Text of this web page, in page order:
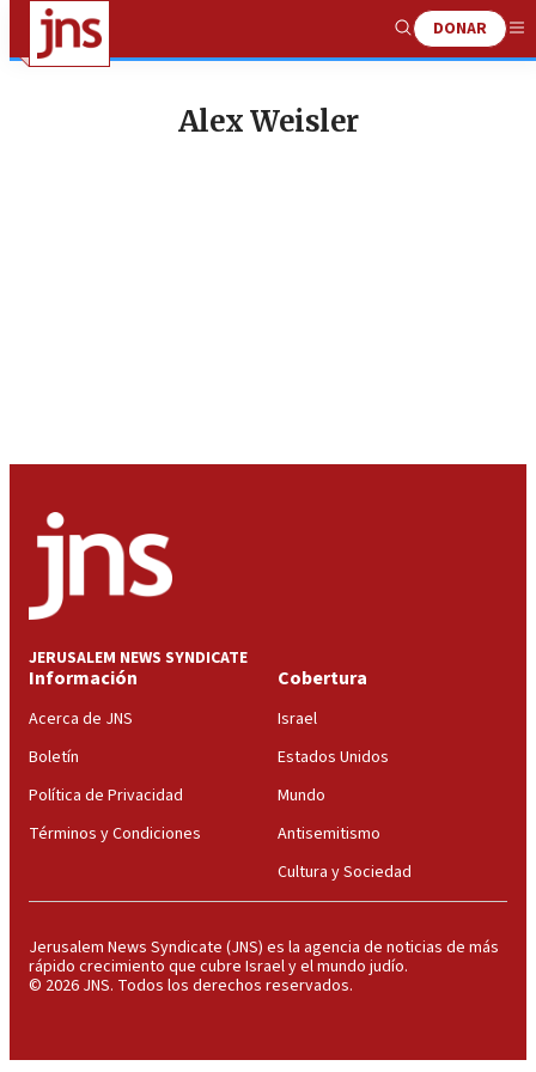
Show
Search
DONAR
Alex Weisler
JERUSALEM NEWS SYNDICATE
Información
Acerca de JNS
Boletín
Política de Privacidad
Términos y Condiciones
Cobertura
Israel
Estados Unidos
Mundo
Antisemitismo
Cultura y Sociedad
Jerusalem News Syndicate (JNS) es la agencia de noticias de más
rápido crecimiento que cubre Israel y el mundo judío.
© 2026 JNS. Todos los derechos reservados.